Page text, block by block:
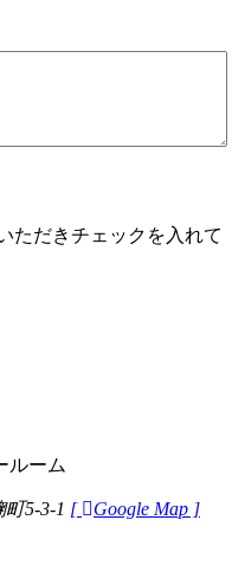
ただきチェックを入れて
5-3-1 [ Google Map ]